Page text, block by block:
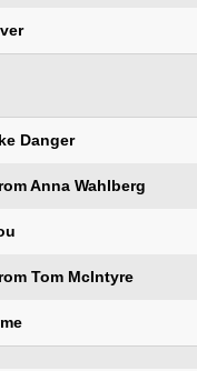
Danger
Anna Wahlberg
Tom McIntyre